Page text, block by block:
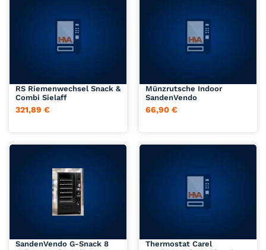
RS Riemenwechsel Snack &
Combi Sielaff
321,89 €
Münzrutsche Indoor
SandenVendo
66,90 €
SandenVendo G-Snack 8
Thermostat Carel